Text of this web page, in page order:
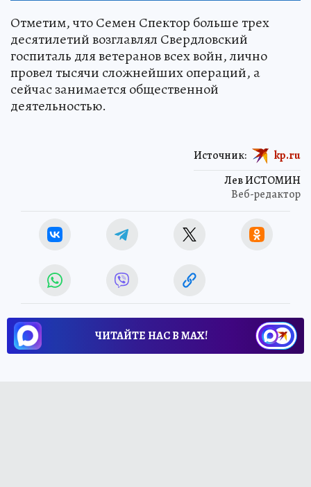
Отметим, что Семен Спектор больше трех
десятилетий возглавлял Свердловский
госпиталь для ветеранов всех войн, лично
провел тысячи сложнейших операций, а
сейчас занимается общественной
деятельностью.
Лев ИСТОМИН
Веб-редактор
Источник: kp.ru
ЧИТАЙТЕ НАС В МАХ!